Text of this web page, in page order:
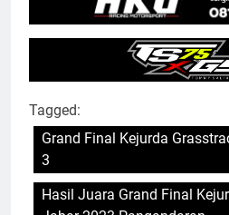
Tagged:
Grand Final Kejurda
3
Hasil Juara Grand Final